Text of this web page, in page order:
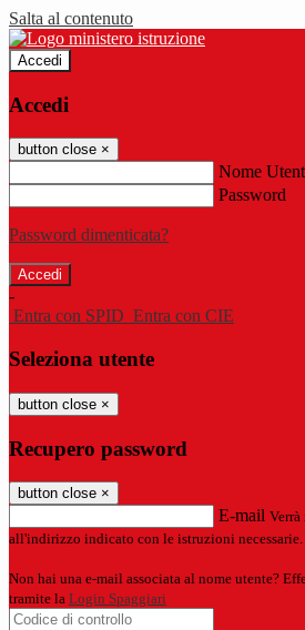
Salta al contenuto
Accedi
Accedi
button close ×
Nome
Password
Password dimenticata?
-
Entra con SPID Entra con CIE
Seleziona utente
button close ×
Recupero password
button close ×
E-mail
all'indirizzo indicato con le istruzioni necessarie.
Non hai una e-mail associata al nome utente?
tramite la Login Spaggiari